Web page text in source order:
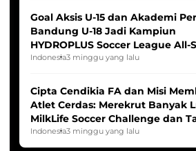
Goal Aksis U-15 dan Akademi
Bandung U-18 Jadi Kampiun
HYDROPLUS Soccer League All-
2025/2026
Indonesia3 minggu yang lalu
Cipta Cendikia FA dan Misi
Atlet Cerdas: Merekrut Banyak
MilkLife Soccer Challenge dan
HYDROPLUS Soccer League
Indonesia3 minggu yang lalu